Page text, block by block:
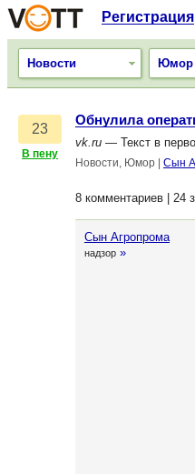
Регистрация
Новости Юмор
23
В пену
Обнулила
vk.ru — Текст в
Новости, Юмор Сын
8 комментариев | 24
Сын Агропрома
надзор »